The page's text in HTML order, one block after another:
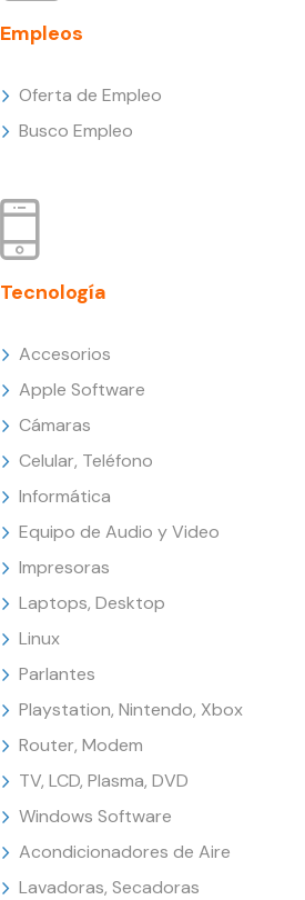
Empleos
Oferta de Empleo
Busco Empleo
Tecnología
Accesorios
Apple Software
Cámaras
Celular, Teléfono
Informática
Equipo de Audio y Video
Impresoras
Laptops, Desktop
Linux
Parlantes
Playstation, Nintendo, Xbox
Router, Modem
TV, LCD, Plasma, DVD
Windows Software
Acondicionadores de Aire
Lavadoras, Secadoras